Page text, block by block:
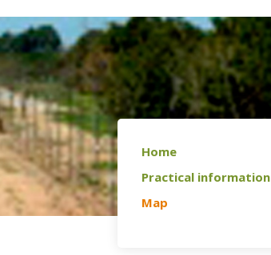
Home
Practical information
Map